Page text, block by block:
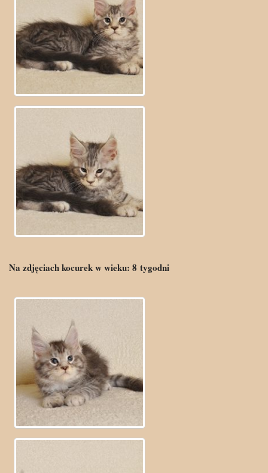
Na zdjęciach kocurek w wieku: 8 tygodni